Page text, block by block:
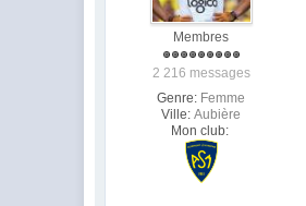
Membres
2 216 messages
Genre: Femme
Ville: Aubière
Mon club: